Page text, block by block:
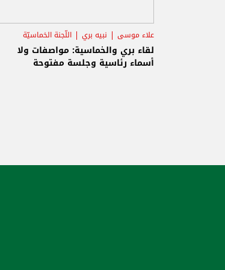
علاء موسى نبيه بري اللّجنة الخماسيّة
لقاء بري والخماسية: مواصفات ولا
أسماء رئاسية وجلسة مفتوحة